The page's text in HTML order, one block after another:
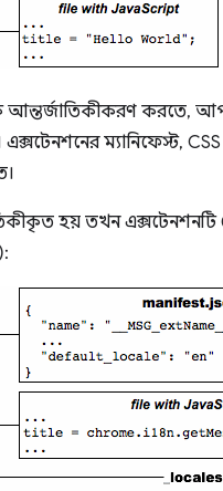
করতে,
এক্সটেনশনের ম্যানিফেস্ট,
হয় তখন এক্সটেনশনটি